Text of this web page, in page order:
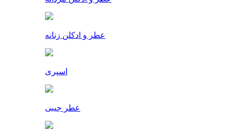
عطر و ادکلن زنانه
اسپری
عطر جیبی